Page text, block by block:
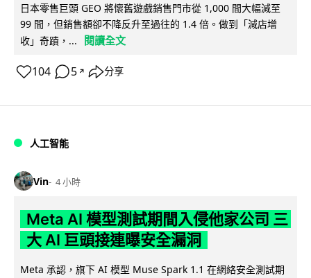
日本零售巨頭 GEO 將懷舊遊戲銷售門市從 1,000 間大幅減至
99 間，但銷售額卻不降反升至過往的 1.4 倍。做到「減店增
收」奇蹟，...
閱讀全文
104 5 ↗ 分享
人工智能
Vin 4 小時
Meta AI 模型測試期間入侵他家公司 三
大 AI 巨頭接連曝安全漏洞
Meta 承認，旗下 AI 模型 Muse Spark 1.1 在網絡安全測試期